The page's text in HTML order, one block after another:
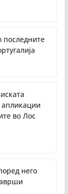
последните
во Лос
него